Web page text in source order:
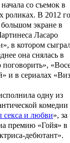
со съемок в
роликах. В 2012
экране в
Ласаро
», в котором
она снялась в
», «
» и в сериалах
одну из
комедии
секса и любви», за
премию «Гойя» в
дебютант».